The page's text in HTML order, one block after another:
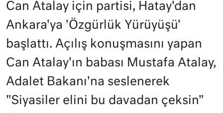
Can Atalay için partisi, Hatay'dan
Ankara'ya 'Özgürlük Yürüyüşü'
başlattı. Açılış konuşmasını yapan
Can Atalay'ın babası Mustafa Atalay,
Adalet Bakanı'na seslenerek
"Siyasiler elini bu davadan çeksin"